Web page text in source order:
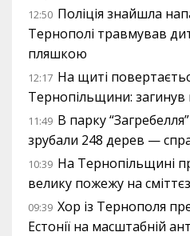
12:50 Поліція знайшла
Тернополі травмував
пляшкою
12:17 На щиті
Тернопільщини:
11:49 В парку
зрубали 248 дерев —
10:39 На Тернопільщині
велику пожежу на
09:39 Хор із Тернополя
Естонії на масштабній